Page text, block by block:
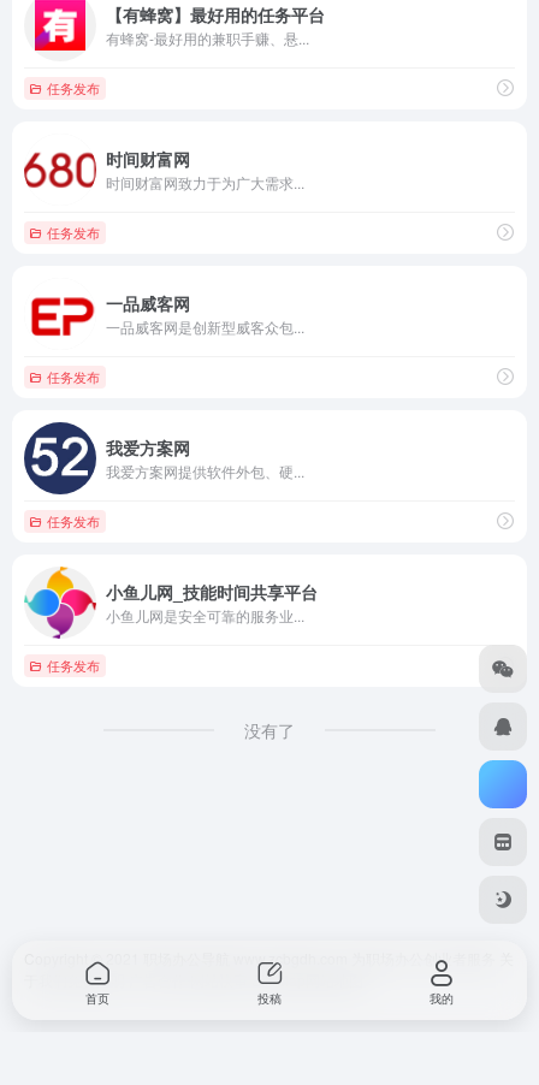
【有蜂窝】最好用的任务平台
有蜂窝-最好用的兼职手赚、悬...
任务发布
时间财富网
时间财富网致力于为广大需求...
任务发布
一品威客网
一品威客网是创新型威客众包...
任务发布
我爱方案网
我爱方案网提供软件外包、硬...
任务发布
小鱼儿网_技能时间共享平台
小鱼儿网是安全可靠的服务业...
任务发布
没有了
Copyright © 2021 职场办公导航 www.zcbgdh.com 为职场办公创业者服务
免责声明 SiteMap
首页 投稿 我的